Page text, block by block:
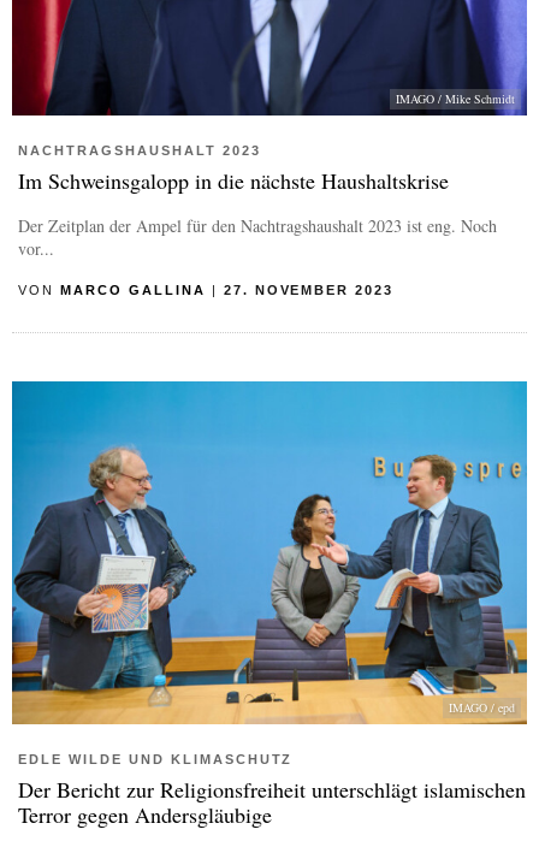
IMAGO / Mike Schmidt
NACHTRAGSHAUSHALT 2023
Im Schweinsgalopp in die nächste Haushaltskrise
Der Zeitplan der Ampel für den Nachtragshaushalt 2023 ist eng. Noch
vor...
VON MARCO GALLINA | 27. NOVEMBER 2023
IMAGO / epd
EDLE WILDE UND KLIMASCHUTZ
Der Bericht zur Religionsfreiheit unterschlägt islamischen
Terror gegen Andersgläubige